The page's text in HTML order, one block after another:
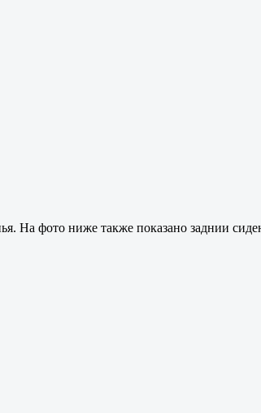
фото ниже также показано заднии